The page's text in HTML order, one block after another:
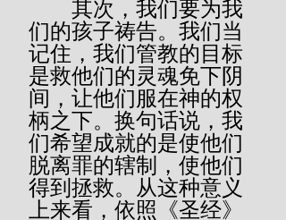
们的孩子祷告。我们当
记住，我们管教的目标
是救他们的灵魂免下阴
间，让他们服在神的权
柄之下。换句话说，我
们希望成就的是使他们
脱离罪的辖制，使他们
得到拯救。从这种意义
上来看，依照《圣经》